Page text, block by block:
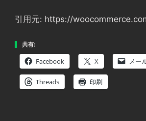
引用元: https://
共有:
Facebook X メー
Threads 印刷